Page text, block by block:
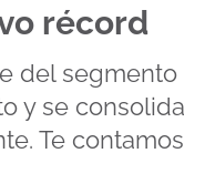
récord
del segmento
y se consolida
Te contamos